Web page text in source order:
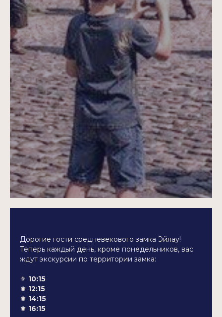
Дорогие гости средневекового замка Эйлау!
Теперь каждый день, кроме понедельников, вас
ждут экскурсии по территории замка:
⚜️ 10:15
⚜️ 12:15
⚜️ 14:15
⚜️ 16:15